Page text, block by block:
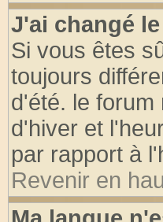
J'ai changé
Si vous êtes
toujours
d'été. le
d'hiver et
par rapport à
Revenir en